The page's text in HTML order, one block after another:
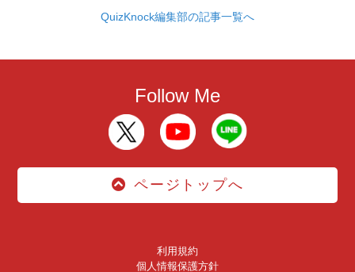
QuizKnock編集部の記事一覧へ
Follow Me
ページトップへ
利用規約
個人情報保護方針